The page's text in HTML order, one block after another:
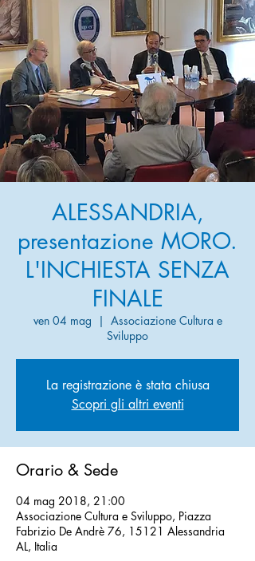
ALESSANDRIA,
presentazione MORO.
L'INCHIESTA SENZA
FINALE
ven 04 mag
  |
Associazione Cultura e
Sviluppo
La registrazione è stata chiusa
Scopri gli altri eventi
Orario & Sede
04 mag 2018, 21:00
Associazione Cultura e Sviluppo, Piazza
Fabrizio De Andrè 76, 15121 Alessandria
AL, Italia